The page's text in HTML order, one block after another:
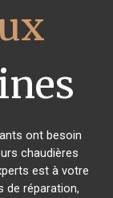
ont besoin
chaudières
est à votre
de réparation,